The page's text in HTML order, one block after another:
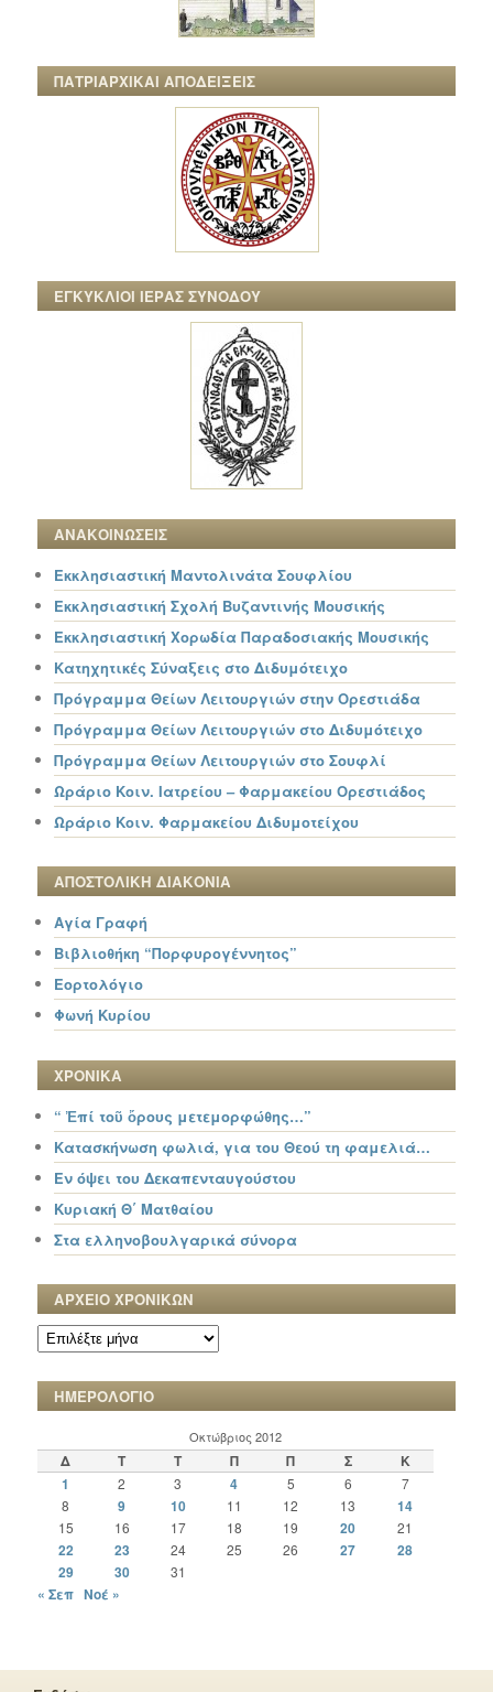
ΠΑΤΡΙΑΡΧΙΚΑΙ ΑΠΟΔΕΙΞΕΙΣ
ΕΓΚΥΚΛΙΟΙ ΙΕΡΑΣ ΣΥΝΟΔΟΥ
ΑΝΑΚΟΙΝΩΣΕΙΣ
Εκκλησιαστική Μαντολινάτα Σουφλίου
Εκκλησιαστική Σχολή Βυζαντινής Μουσικής
Εκκλησιαστική Χορωδία Παραδοσιακής Μουσικής
Κατηχητικές Σύναξεις στο Διδυμότειχο
Πρόγραμμα Θείων Λειτουργιών στην Ορεστιάδα
Πρόγραμμα Θείων Λειτουργιών στο Διδυμότειχο
Πρόγραμμα Θείων Λειτουργιών στο Σουφλί
Ωράριο Κοιν. Ιατρείου – Φαρμακείου Ορεστιάδος
Ωράριο Κοιν. Φαρμακείου Διδυμοτείχου
ΑΠΟΣΤΟΛΙΚΗ ΔΙΑΚΟΝΙΑ
Αγία Γραφή
Βιβλιοθήκη “Πορφυρογέννητος”
Εορτολόγιο
Φωνή Κυρίου
ΧΡΟΝΙΚΑ
“ Ἐπί τοῦ ὄρους μετεμορφώθης…”
Κατασκήνωση φωλιά, για του Θεού τη φαμελιά…
Εν όψει του Δεκαπενταυγούστου
Κυριακή Θ΄ Ματθαίου
Στα ελληνοβουλγαρικά σύνορα
ΑΡΧΕΙΟ ΧΡΟΝΙΚΩΝ
ΑΡΧΕΙΟ
ΧΡΟΝΙΚΩΝ
ΗΜΕΡΟΛΟΓΙΟ
Οκτώβριος 2012
Δ Τ Τ Π Π Σ
Κ
1
2 3 4 5 6
7
8
9 10 11 12 13 14
15 16 17 18 19 20 21
22 23 24 25 26 27
28
29
30 31
« Σεπ Νοέ »